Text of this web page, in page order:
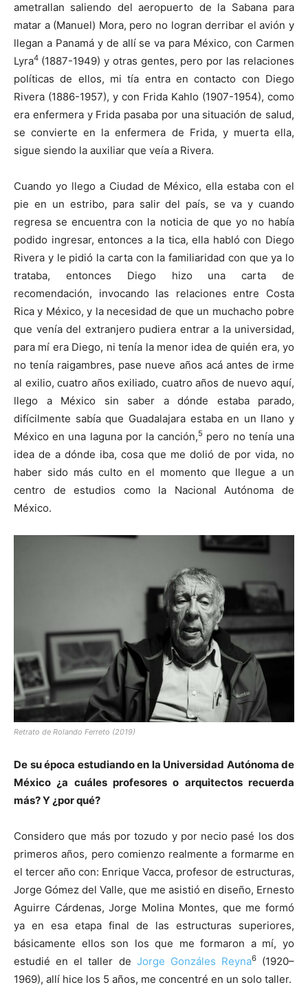
ametrallan saliendo del aeropuerto de la Sabana para
matar a (Manuel) Mora, pero no logran derribar el avión y
llegan a Panamá y de allí se va para México, con Carmen
Lyra4 (1887-1949) y otras gentes, pero por las relaciones
políticas de ellos, mi tía entra en contacto con Diego
Rivera (1886-1957), y con Frida Kahlo (1907-1954), como
era enfermera y Frida pasaba por una situación de salud,
se convierte en la enfermera de Frida, y muerta ella,
sigue siendo la auxiliar que veía a Rivera.
Cuando yo llego a Ciudad de México, ella estaba con el
pie en un estribo, para salir del país, se va y cuando
regresa se encuentra con la noticia de que yo no había
podido ingresar, entonces a la tica, ella habló con Diego
Rivera y le pidió la carta con la familiaridad con que ya lo
trataba, entonces Diego hizo una carta de
recomendación, invocando las relaciones entre Costa
Rica y México, y la necesidad de que un muchacho pobre
que venía del extranjero pudiera entrar a la universidad,
para mí era Diego, ni tenía la menor idea de quién era, yo
no tenía raigambres, pase nueve años acá antes de irme
al exilio, cuatro años exiliado, cuatro años de nuevo aquí,
llego a México sin saber a dónde estaba parado,
difícilmente sabía que Guadalajara estaba en un llano y
México en una laguna por la canción,5 pero no tenía una
idea de a dónde iba, cosa que me dolió de por vida, no
haber sido más culto en el momento que llegue a un
centro de estudios como la Nacional Autónoma de
México.
Retrato de Rolando Ferreto (2019)
De su época estudiando en la Universidad Autónoma de
México ¿a cuáles profesores o arquitectos recuerda
más? Y ¿por qué?
Considero que más por tozudo y por necio pasé los dos
primeros años, pero comienzo realmente a formarme en
el tercer año con: Enrique Vacca, profesor de estructuras,
Jorge Gómez del Valle, que me asistió en diseño, Ernesto
Aguirre Cárdenas, Jorge Molina Montes, que me formó
ya en esa etapa final de las estructuras superiores,
básicamente ellos son los que me formaron a mí, yo
estudié en el taller de Jorge Gonzáles Reyna6(1920–
1969), allí hice los 5 años, me concentré en un solo taller.